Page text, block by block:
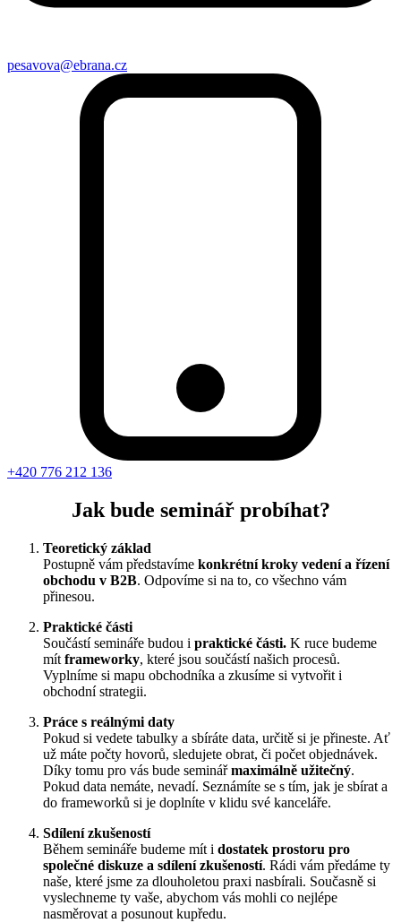
pesavova@ebrana.cz
+420 776 212 136
Jak bude seminář probíhat?
Teoretický základ
Postupně vám představíme konkrétní kroky vedení a řízení
obchodu v B2B. Odpovíme si na to, co všechno vám
přinesou.
Praktické části
Součástí semináře budou i praktické části. K ruce budeme
mít frameworky, které jsou součástí našich procesů.
Vyplníme si mapu obchodníka a zkusíme si vytvořit i
obchodní strategii.
Práce s reálnými daty
Pokud si vedete tabulky a sbíráte data, určitě si je přineste. Ať
už máte počty hovorů, sledujete obrat, či počet objednávek.
Díky tomu pro vás bude seminářmaximálně užitečný.
Pokud data nemáte, nevadí. Seznámíte se s tím, jak je sbírat a
do frameworků si je doplníte v klidu své kanceláře.
Sdílení zkušeností
Během semináře budeme mít i dostatek prostoru pro
společné diskuze a sdílení zkušeností. Rádi vám předáme ty
naše, které jsme za dlouholetou praxi nasbírali. Současně si
vyslechneme ty vaše, abychom vás mohli co nejlépe
nasměrovat a posunout kupředu.